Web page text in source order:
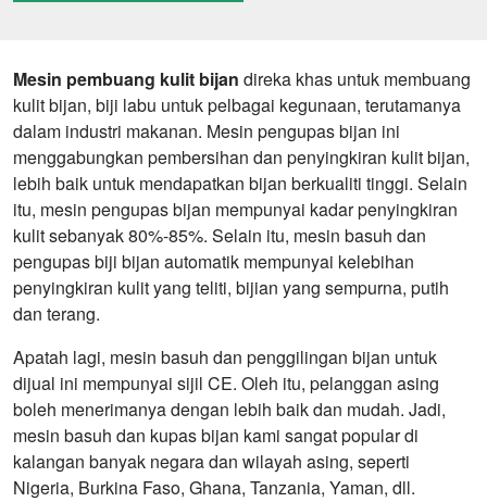
Mesin pembuang kulit bijan direka khas untuk membuang
kulit bijan, biji labu untuk pelbagai kegunaan, terutamanya
dalam industri makanan. Mesin pengupas bijan ini
menggabungkan pembersihan dan penyingkiran kulit bijan,
lebih baik untuk mendapatkan bijan berkualiti tinggi. Selain
itu, mesin pengupas bijan mempunyai kadar penyingkiran
kulit sebanyak 80%-85%. Selain itu, mesin basuh dan
pengupas biji bijan automatik mempunyai kelebihan
penyingkiran kulit yang teliti, bijian yang sempurna, putih
dan terang.
Apatah lagi, mesin basuh dan penggilingan bijan untuk
dijual ini mempunyai sijil CE. Oleh itu, pelanggan asing
boleh menerimanya dengan lebih baik dan mudah. Jadi,
mesin basuh dan kupas bijan kami sangat popular di
kalangan banyak negara dan wilayah asing, seperti
Nigeria, Burkina Faso, Ghana, Tanzania, Yaman, dll.